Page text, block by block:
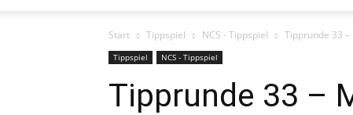
Start Tippspiel NCS - Tippspiel Tipprunde 33
Tippspiel NCS - Tippspiel
Tipprunde 33 –